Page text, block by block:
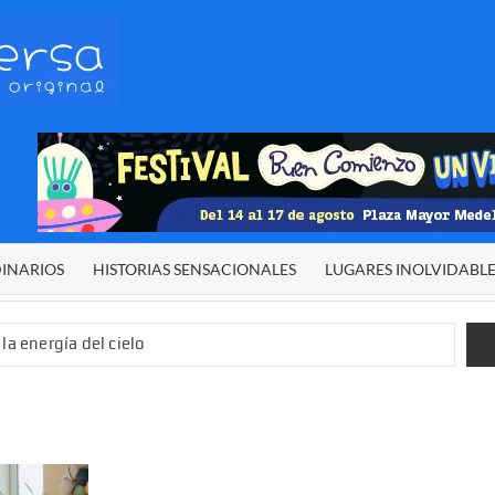
original
HISTORIAS SENSACIONALES LUGARES
energía del cielo
El Niño”
alcanzar